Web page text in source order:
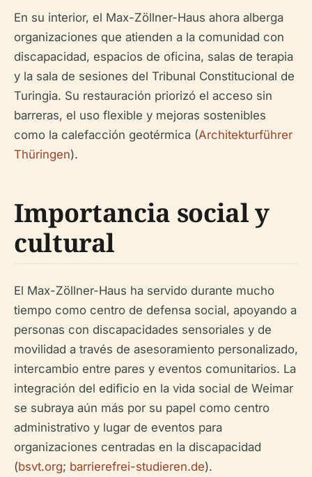
En su interior, el Max-Zöllner-Haus ahora alberga
organizaciones que atienden a la comunidad con
discapacidad, espacios de oficina, salas de terapia
y la sala de sesiones del Tribunal Constitucional de
Turingia. Su restauración priorizó el acceso sin
barreras, el uso flexible y mejoras sostenibles
como la calefacción geotérmica (Architekturführer
Thüringen).
Importancia social y
cultural
El Max-Zöllner-Haus ha servido durante mucho
tiempo como centro de defensa social, apoyando a
personas con discapacidades sensoriales y de
movilidad a través de asesoramiento personalizado,
intercambio entre pares y eventos comunitarios. La
integración del edificio en la vida social de Weimar
se subraya aún más por su papel como centro
administrativo y lugar de eventos para
organizaciones centradas en la discapacidad
(bsvt.org; barrierefrei-studieren.de).